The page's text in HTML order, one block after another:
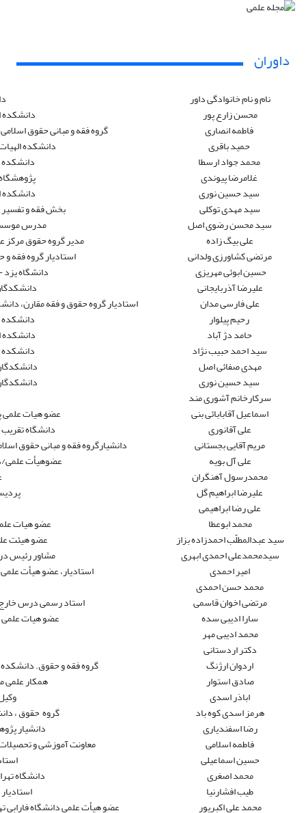
داوران
نام و نام خانوادگی داور
محسن زارع پور
دانشکده
فاطمه انصاری
گروه فقه و مبانی حقوق
حمید باقری
دانشکده
محمد جواد ارسطا
غلامرضا پیوندی
سید حسین نوری
دانشکده
سید مهدی توکلی
بخش فقه و تفسیر
سید محسن رضوی اصل
مدرس
علی بیگ زاده
مدیر گروه حقوق مرکز
مرتضی کشاورزی ولدانی
استادیار گروه فقه
حسین ابوئی مهریزی
دانشگاه
علیرضا آذربایجانی
علی فارسی مدان
استادیار گروه حقوق و فقه مقارن،
رحیم پیلوار
حامد دژ آباد
دانشکده
سید احمد حبیب نژاد
مهدی صفائی اصل
سید حسین نوری
سرکارخانم آشوری مند
اسماعیل آقابابائی بنی
عضو هیات علمی
علی آقانوری
دانشگاه
مریم آقایی بجستانی
دانشیارگروه فقه و مبانی حقوق
علی آل بویه
عضوهیأت علمی/
محمدرسول آهنگران
علیرضا ابراهیم گل
علی رضا ابراهیمی
محمد ابوعطا
عضو هیات
سید عبدالمطلّب احمدزاده بزاز
عضو هیئت
سیدمحمدعلی احمدى ابهرى
مشاور رئیس
امیر احمدی
استادیار، عضو هیأت علمی
محمد حسن احمدی
مرتضی اخوان قاسمی
استاد رسمی درس
سارا ادیبی سده
عضو هیات علمی
محمد ادیبی مهر
دکتر اردستانی
اردوان ارژنگ
گروه فقه و حقوق. دانشکده
صادق استوار
همکار علمی
اباذر اسدی
هرمز اسدی کوه باد
گروه حقوق ،
رضا اسفندیاری
دانشیار
فاطمه اسلامی
معاونت آموزشی و
حسین اسماعیلی
محمد اصغری
دانشگاه
طیب افشارنیا
محمد علی اکبرپور
عضو هیأت علمی دانشگاه فارابی